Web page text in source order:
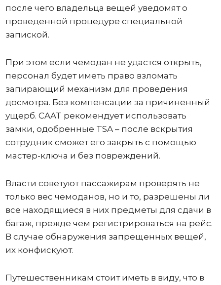
после чего владельца вещей уведомят о
проведенной процедуре специальной
запиской.
При этом если чемодан не удастся открыть,
персонал будет иметь право взломать
запирающий механизм для проведения
досмотра. Без компенсации за причиненный
ущерб. CAAT рекомендует использовать
замки, одобренные TSA – после вскрытия
сотрудник сможет его закрыть с помощью
мастер-ключа и без повреждений.
Власти советуют пассажирам проверять не
только вес чемоданов, но и то, разрешены ли
все находящиеся в них предметы для сдачи в
багаж, прежде чем регистрироваться на рейс.
В случае обнаружения запрещенных вещей,
их конфискуют.
Путешественникам стоит иметь в виду, что в